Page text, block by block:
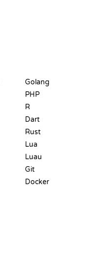
Golang
PHP
R
Dart
Rust
Lua
Luau
Git
Docker